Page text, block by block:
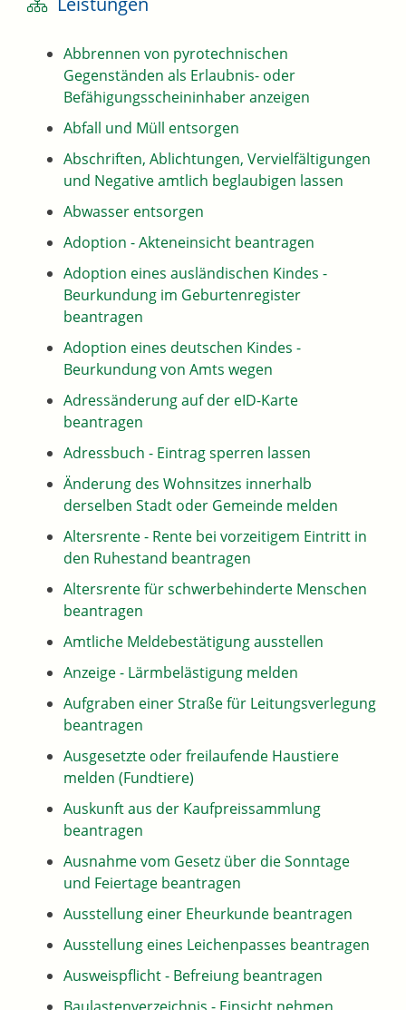
Abbrennen von pyrotechnischen
Gegenständen als Erlaubnis- oder
Befähigungsscheininhaber anzeigen
Abfall und Müll entsorgen
Abschriften, Ablichtungen, Vervielfältigungen
und Negative amtlich beglaubigen lassen
Abwasser entsorgen
Adoption - Akteneinsicht beantragen
Adoption eines ausländischen Kindes -
Beurkundung im Geburtenregister
beantragen
Adoption eines deutschen Kindes -
Beurkundung von Amts wegen
Adressänderung auf der eID-Karte
beantragen
Adressbuch - Eintrag sperren lassen
Änderung des Wohnsitzes innerhalb
derselben Stadt oder Gemeinde melden
Altersrente - Rente bei vorzeitigem Eintritt in
den Ruhestand beantragen
Altersrente für schwerbehinderte Menschen
beantragen
Amtliche Meldebestätigung ausstellen
Anzeige - Lärmbelästigung melden
Aufgraben einer Straße für Leitungsverlegung
beantragen
Ausgesetzte oder freilaufende Haustiere
melden (Fundtiere)
Auskunft aus der Kaufpreissammlung
beantragen
Ausnahme vom Gesetz über die Sonntage
und Feiertage beantragen
Ausstellung einer Eheurkunde beantragen
Ausstellung eines Leichenpasses beantragen
Ausweispflicht - Befreiung beantragen